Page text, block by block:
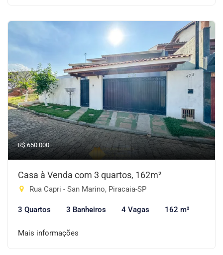
R$ 650.000
Casa à Venda com 3 quartos, 162m²
Rua Capri - San Marino, Piracaia-SP
3 Quartos 3 Banheiros 4 Vagas 162 m²
Mais informações